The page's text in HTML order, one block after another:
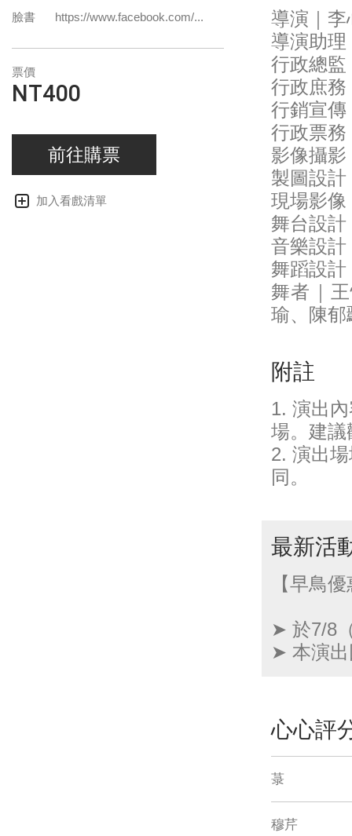
臉書
https://www.facebook.com/...
票價
NT400
前往購票
加入看戲清單
導演｜李
導演助理
行政總監
行政庶務
行銷宣傳
行政票務
影像攝
製圖設
現場影像
舞台設
音樂設計
舞蹈設
舞者｜
瑜、陳郁
附註
1. 演出
場。建議
2. 演出
同。
最新活
【早鳥
➤ 於7/8
➤ 本演出
心心評
菉
穆芹